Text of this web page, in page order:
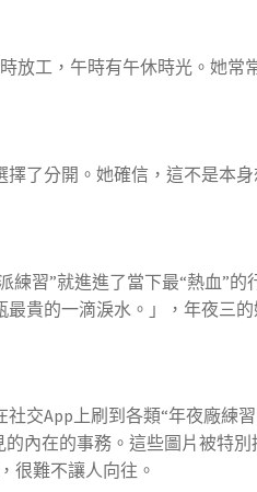
工，午時有午休時光。她常
分開。她確信，這不是本身
習”就進進了當下最“熱血”
貴的一滴淚水。」，年夜三
App上刷到各類“年夜廠練
內在的事務。這些圖片被特
很難不讓人向往。